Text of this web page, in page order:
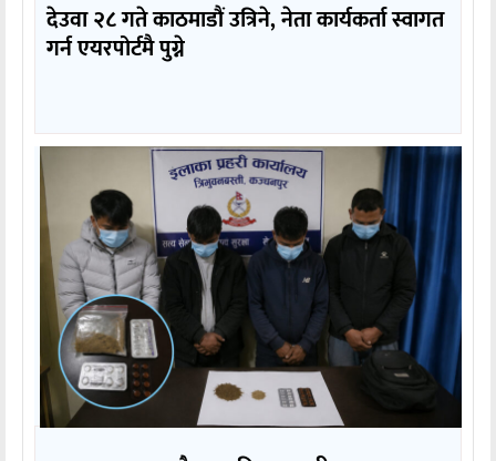
देउवा २८ गते काठमाडौं उत्रिने, नेता कार्यकर्ता स्वागत
गर्न एयरपोर्टमै पुग्ने